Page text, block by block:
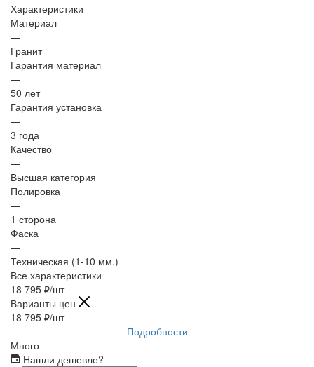
Характеристики
Материал
—
Гранит
Гарантия материал
—
50 лет
Гарантия установка
—
3 года
Качество
—
Высшая категория
Полировка
—
1 сторона
Фаска
—
Техническая (1-10 мм.)
Все характеристики
18 795 ₽/шт
Варианты цен
18 795 ₽/шт
Подробности
Много
Нашли дешевле?